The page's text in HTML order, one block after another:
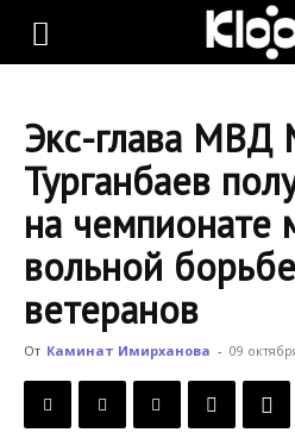
KLOOP.KG
Новости
Кыргызстана
Экс-глава МВД
Турганбаев
на чемпионате
вольной
ветеранов
От Каминат Имирханова - 09